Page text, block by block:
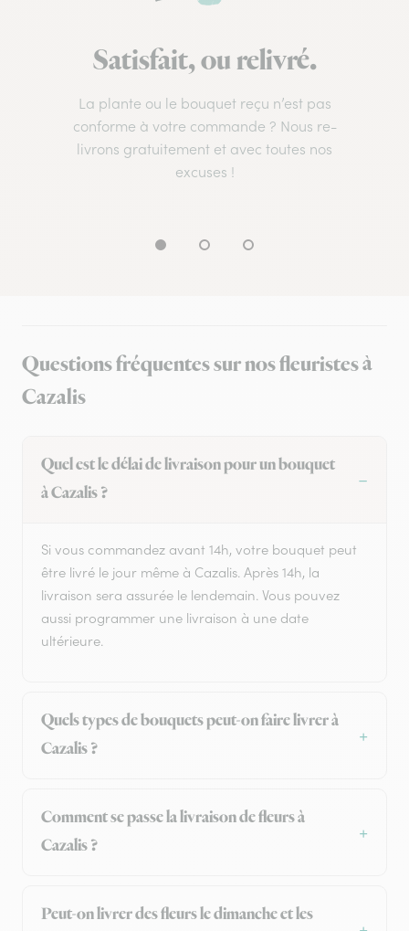
Satisfait, ou relivré.
La plante ou le bouquet reçu n’est pas
conforme à votre commande ? Nous re-
livrons gratuitement et avec toutes nos
excuses !
Questions fréquentes sur nos fleuristes à
Cazalis
Quel est le délai de livraison pour un bouquet
à Cazalis ?
Si vous commandez avant 14h, votre bouquet peut
être livré le jour même à Cazalis. Après 14h, la
livraison sera assurée le lendemain. Vous pouvez
aussi programmer une livraison à une date
ultérieure.
Quels types de bouquets peut-on faire livrer à
Cazalis ?
Comment se passe la livraison de fleurs à
Cazalis ?
Peut-on livrer des fleurs le dimanche et les